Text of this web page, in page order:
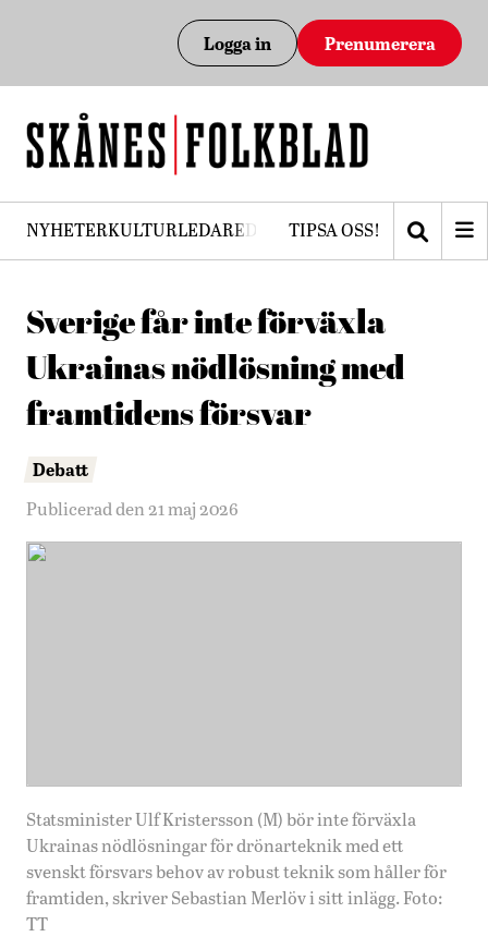
Logga in Prenumerera
NYHETERKULTURLEDAREDEBATTPRENUMERERA
TIPSA OSS!
Sverige får inte förväxla
Ukrainas nödlösning med
framtidens försvar
Debatt
Publicerad den 21 maj 2026
Statsminister Ulf Kristersson (M) bör inte förväxla
Ukrainas nödlösningar för drönarteknik med ett
svenskt försvars behov av robust teknik som håller för
framtiden, skriver Sebastian Merlöv i sitt inlägg. Foto:
TT